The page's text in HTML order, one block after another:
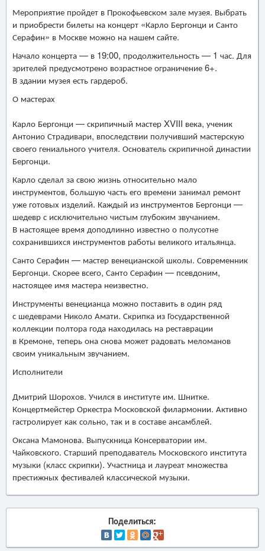
Мероприятие пройдет в Прокофьевском зале музея. Выбрать
и приобрести билеты на концерт «Карло Бергонци и Санто
Серафин» в Москве можно на нашем сайте.
Начало концерта — в 19:00, продолжительность — 1 час. Для
зрителей предусмотрено возрастное ограничение 6+.
В здании музея есть гардероб.
О мастерах
Карло Бергонци — скрипичный мастер XVIII века, ученик
Антонио Страдивари, впоследствии получивший мастерскую
своего гениального учителя. Основатель скрипичной династии
Бергонци.
Карло сделал за свою жизнь относительно мало
инструментов, большую часть его времени занимал ремонт
уже готовых изделий. Каждый из инструментов Бергонци —
шедевр с исключительно чистым глубоким звучанием.
В настоящее время доподлинно известно о полусотне
сохранившихся инструментов работы великого итальянца.
Санто Серафин — мастер венецианской школы. Современник
Бергонци. Скорее всего, Санто Серафин — псевдоним,
настоящее имя мастера неизвестно.
Инструменты венецианца можно поставить в один ряд
с шедеврами Николо Амати. Скрипка из Государственной
коллекции полтора года находилась на реставрации
в Кремоне, теперь она снова может радовать меломанов
своим уникальным звучанием.
Исполнители
Дмитрий Шорохов. Учился в институте им. Шнитке.
Концертмейстер Оркестра Московской филармонии. Активно
гастролирует как сольно, так и в составе ансамблей.
Оксана Мамонова. Выпускница Консерватории им.
Чайковского. Старший преподаватель Московского института
музыки (класс скрипки). Участница и лауреат множества
престижных фестивалей классической музыки.
Поделиться: